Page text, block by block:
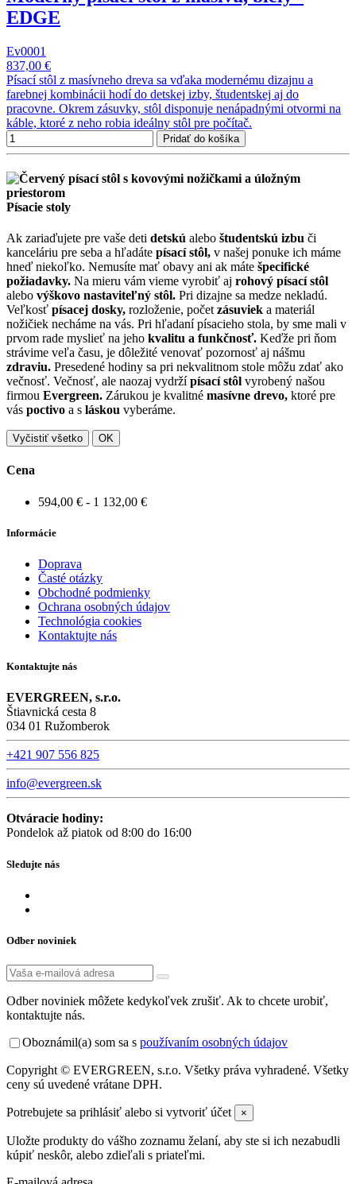
EDGE
Ev0001
837,00 €
Písací stôl z masívneho dreva sa vďaka modernému dizajnu a
farebnej kombinácii hodí do detskej izby, študentskej aj do
pracovne. Okrem zásuvky, stôl disponuje nenápadnými otvormi na
káble, ktoré z neho robia ideálny stôl pre počítač.
Pridať do košíka
Písacie stoly
Ak zariaďujete pre vaše deti detskú alebo študentskú izbu či
kanceláriu pre seba a hľadáte písací stôl, v našej ponuke ich máme
hneď niekoľko. Nemusíte mať obavy ani ak máte špecifické
požiadavky. Na mieru vám vieme vyrobiť aj rohový písací stôl
alebo výškovo nastaviteľný stôl. Pri dizajne sa medze nekladú.
Veľkosť písacej dosky, rozloženie, počet zásuviek a materiál
nožičiek necháme na vás. Pri hľadaní písacieho stola, by sme mali v
prvom rade myslieť na jeho kvalitu a funkčnosť. Keďže pri ňom
strávime veľa času, je dôležité venovať pozornosť aj nášmu
zdraviu. Presedené hodiny sa pri nekvalitnom stole môžu zdať ako
večnosť. Večnosť, ale naozaj vydržípísací stôl vyrobený našou
firmou Evergreen. Zárukou je kvalitné masívne drevo, ktoré pre
vás poctivo a s láskou vyberáme.
Vyčistiť všetko OK
Cena
594,00 € - 1 132,00 €
Informácie
Doprava
Časté otázky
Obchodné podmienky
Ochrana osobných údajov
Technológia cookies
Kontaktujte nás
Kontaktujte nás
EVERGREEN, s.r.o.
Štiavnická cesta 8
034 01 Ružomberok
+421 907 556 825
info@evergreen.sk
Otváracie hodiny:
Pondelok až piatok od 8:00 do 16:00
Sledujte nás
Odber noviniek
Odber noviniek môžete kedykoľvek zrušiť. Ak to chcete urobiť,
kontaktujte nás.
Oboznámil(a) som sa s používaním osobných údajov
Copyright © EVERGREEN, s.r.o. Všetky práva vyhradené. Všetky
ceny sú uvedené vrátane DPH.
Potrebujete sa prihlásiť alebo si vytvoriť účet ×
Uložte produkty do vášho zoznamu želaní, aby ste si ich nezabudli
kúpiť neskôr, alebo zdieľali s priateľmi.